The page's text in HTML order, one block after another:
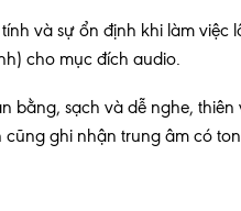
và sự ổn định khi làm việc
cho mục đích audio.
bằng, sạch và dễ nghe, thiên
ghi nhận trung âm có